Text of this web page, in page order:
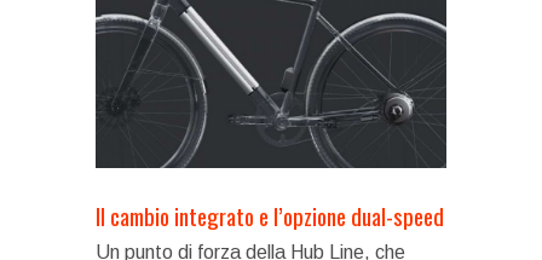
Il cambio integrato e l’opzione dual-speed
Un punto di forza della Hub Line, che